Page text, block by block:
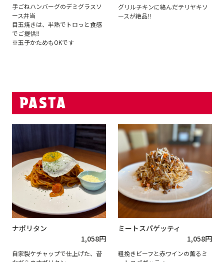
手ごねハンバーグのデミグラスソ
ース弁当
目玉焼きは、半熟でトロっと食感
でご提供‼
※玉子かためもOKです
グリルチキンに絡んだテリヤキソ
ースが絶品‼
PASTA
ナポリタン
1,058円
自家製ケチャップで仕上げた、昔
ミートスパゲッティ
1,058円
粗挽きビーフと赤ワインの薫るミ